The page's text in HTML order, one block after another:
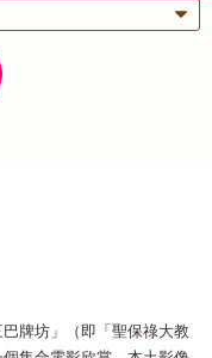
牌坊」（即「聖保祿大教